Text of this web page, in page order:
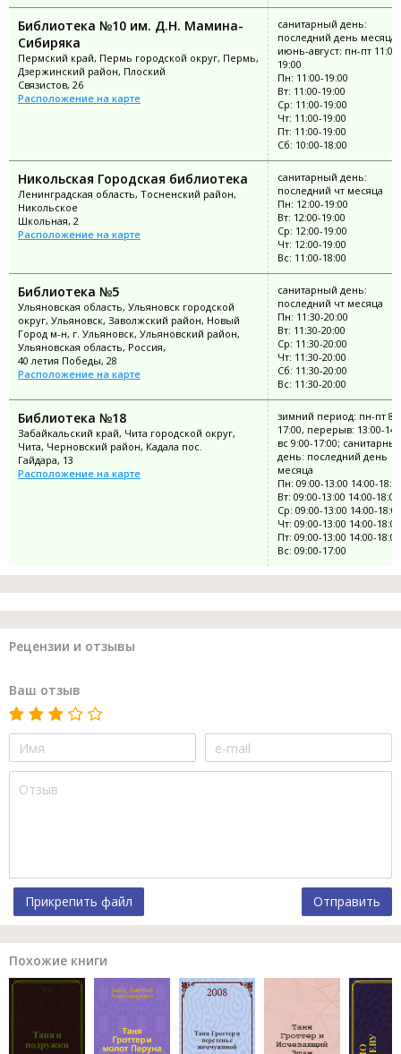
Библиотека №10 им. Д.Н. Мамина-
Сибиряка
Пермский край, Пермь городской округ, Пермь,
Дзержинский район, Плоский
Связистов, 26
Расположение на карте
санитарный день:
последний день месяца;
июнь-август: пн-пт 11:00-
19:00
Пн: 11:00-19:00
Вт: 11:00-19:00
Ср: 11:00-19:00
Чт: 11:00-19:00
Пт: 11:00-19:00
Сб: 10:00-18:00
Никольская Городская библиотека
Ленинградская область, Тосненский район,
Никольское
Школьная, 2
Расположение на карте
санитарный день:
последний чт месяца
Пн: 12:00-19:00
Вт: 12:00-19:00
Ср: 12:00-19:00
Чт: 12:00-19:00
Вс: 11:00-18:00
Библиотека №5
Ульяновская область, Ульяновск городской
округ, Ульяновск, Заволжский район, Новый
Город м-н, г. Ульяновск, Ульяновский район,
Ульяновская область, Россия,
40 летия Победы, 28
Расположение на карте
санитарный день:
последний чт месяца
Пн: 11:30-20:00
Вт: 11:30-20:00
Ср: 11:30-20:00
Чт: 11:30-20:00
Сб: 11:30-20:00
Вс: 11:30-20:00
Библиотека №18
Забайкальский край, Чита городской округ,
Чита, Черновский район, Кадала пос.
Гайдара, 13
Расположение на карте
зимний период: пн-пт
17:00, перерыв: 13:00-
вс 9:00-17:00;
день: последний день
месяца
Пн: 09:00-13:00 14:00-
Вт: 09:00-13:00 14:00-18:00
Ср: 09:00-13:00 14:00-18:00
Чт: 09:00-13:00 14:00-18:00
Пт: 09:00-13:00 14:00-18:00
Вс: 09:00-17:00
Рецензии и отзывы
Ваш отзыв
Прикрепить файл Отправить
Похожие книги